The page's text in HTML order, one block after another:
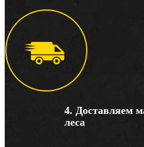
4. Доставляем
леса